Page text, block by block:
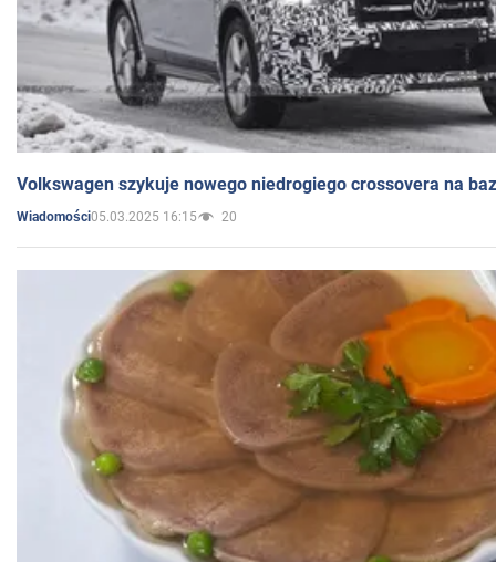
Volkswagen szykuje nowego niedrogiego crossovera na
Wiadomości05.03.2025 16:15 20